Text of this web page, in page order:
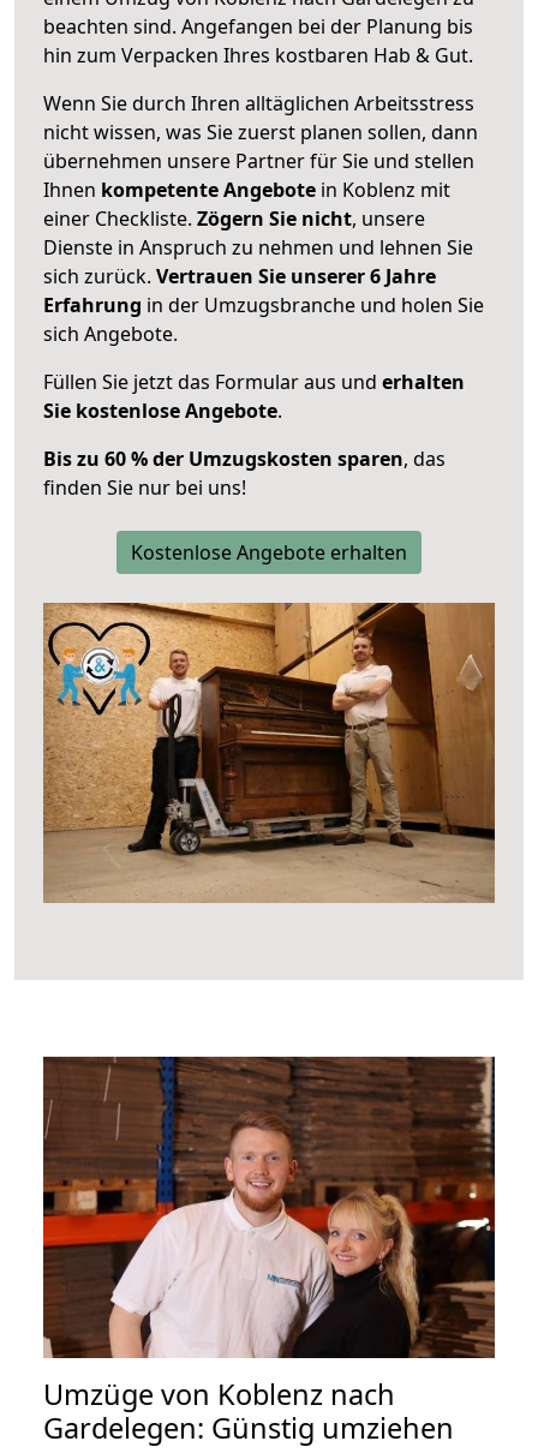
beachten sind. Angefangen bei der Planung bis
hin zum Verpacken Ihres kostbaren Hab & Gut.
Wenn Sie durch Ihren alltäglichen Arbeitsstress
nicht wissen, was Sie zuerst planen sollen, dann
übernehmen unsere Partner für Sie und stellen
Ihnen kompetente Angebote in Koblenz mit
einer Checkliste. Zögern Sie nicht, unsere
Dienste in Anspruch zu nehmen und lehnen Sie
sich zurück. Vertrauen Sie unserer 6 Jahre
Erfahrung in der Umzugsbranche und holen Sie
sich Angebote.
Füllen Sie jetzt das Formular aus und erhalten
Sie kostenlose Angebote.
Bis zu 60 % der Umzugskosten sparen, das
finden Sie nur bei uns!
Kostenlose Angebote erhalten
Umzüge von Koblenz nach
Gardelegen: Günstig umziehen